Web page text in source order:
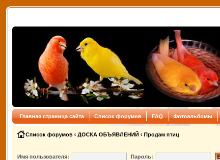
Главная страница сайта Список форумов FAQ Фотоальбомы
Список форумов ‹ ДОСКА ОБЪЯВЛЕНИЙ ‹ Продам птиц
Имя пользователя: Пароль: